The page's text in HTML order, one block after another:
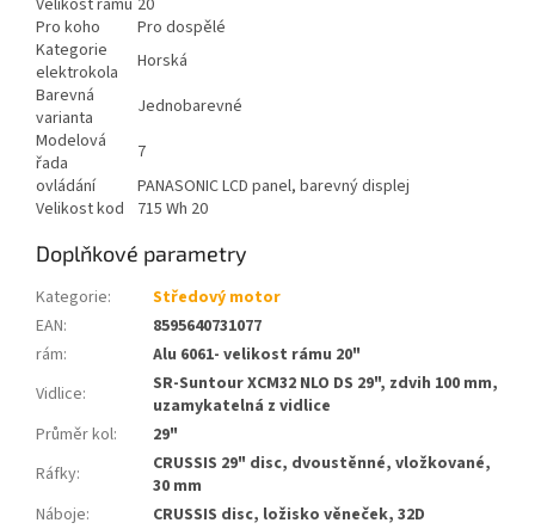
Velikost rámu 20
Pro koho
Pro dospělé
Kategorie
elektrokola
Horská
Barevná
varianta
Jednobarevné
Modelová
řada
7
ovládání
PANASONIC LCD panel, barevný displej
Velikost kod
715 Wh 20
Doplňkové parametry
Kategorie:
Středový motor
EAN:
8595640731077
rám:
Alu 6061- velikost rámu 20"
Vidlice:
SR-Suntour XCM32 NLO DS 29", zdvih 100 mm,
uzamykatelná z vidlice
Průměr kol:
29"
Ráfky:
CRUSSIS 29" disc, dvoustěnné, vložkované,
30 mm
Náboje: CRUSSIS disc, ložisko věneček, 32D